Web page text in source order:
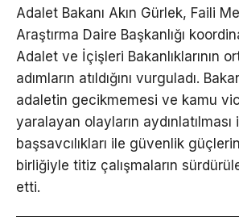
Adalet Bakanı Akın Gürlek, Faili
Araştırma Daire Başkanlığı
Adalet ve İçişleri Bakanlıklarının
adımların atıldığını vurguladı.
adaletin gecikmemesi ve kamu
yaralayan olayların
başsavcılıkları ile güvenlik
birliğiyle titiz çalışmaların
etti.